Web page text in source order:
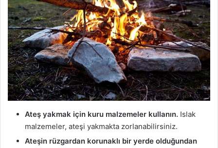
Ateş yakmak için kuru malzemeler kullanın. Islak
malzemeler, ateşi yakmakta zorlanabilirsiniz.
Ateşin rüzgardan korunaklı bir yerde olduğundan